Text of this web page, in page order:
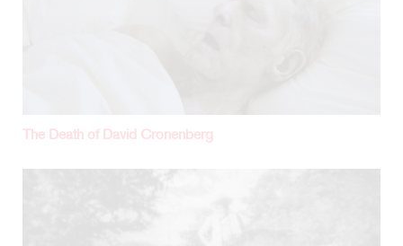
The Death of David Cronenberg